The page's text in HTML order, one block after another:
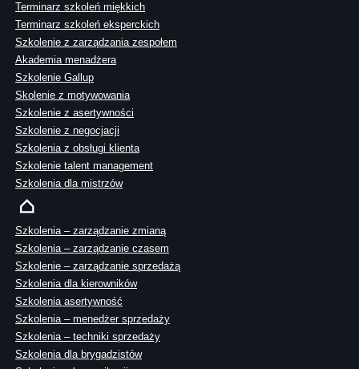
Terminarz szkoleń miękkich
Terminarz szkoleń eksperckich
Szkolenie z zarządzania zespołem
Akademia menadżera
Szkolenie Gallup
Skolenie z motywowania
Szkolenie z asertywności
Szkolenie z negocjacji
Szkolenia z obsługi klienta
Szkolenie talent management
Szkolenia dla mistrzów
Szkolenia – zarządzanie zmianą
Szkolenia – zarządzanie czasem
Szkolenie – zarządzanie sprzedażą
Szkolenia dla kierowników
Szkolenia asertywność
Szkolenia – menedżer sprzedaży
Szkolenia – techniki sprzedaży
Szkolenia dla brygadzistów